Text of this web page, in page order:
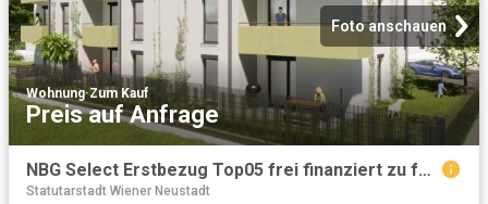
Foto anschauen
Wohnung·Zum Kauf
Preis auf Anfrage
NBG Select Erstbezug Top05 frei finanziert zu fairen Kosten Eigentum verfügbar Ende 3. Quartal 2027
Statutarstadt Wiener Neustadt